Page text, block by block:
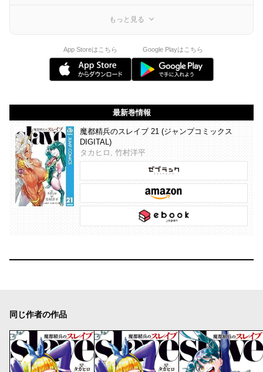
もっと見る
App Storeはこちら Google Playはこちら
最新巻情報
魔都精兵のスレイブ 21 (ジャンプコミックス
DIGITAL)
タカヒロ, 竹村洋平
同じ作者の作品